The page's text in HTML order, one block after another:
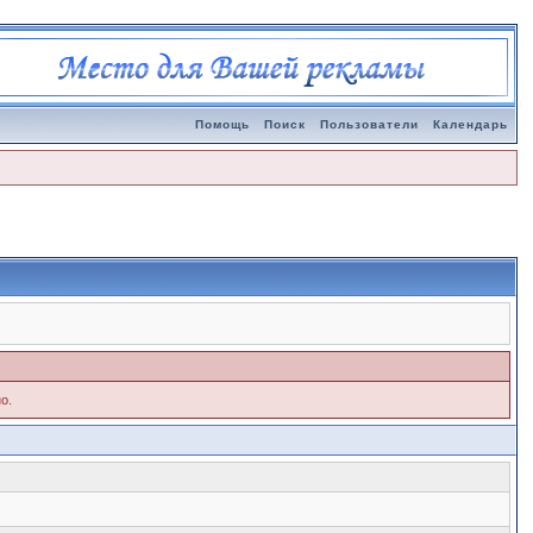
Помощь Поиск Пользователи Календарь